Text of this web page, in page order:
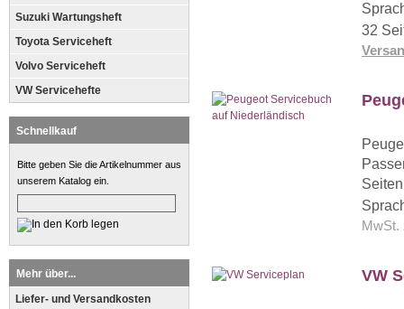
Suzuki Wartungsheft
Toyota Serviceheft
Volvo Serviceheft
VW Servicehefte
Schnellkauf
Bitte geben Sie die Artikelnummer aus
unserem Katalog ein.
Mehr über...
Liefer- und Versandkosten
32
VW